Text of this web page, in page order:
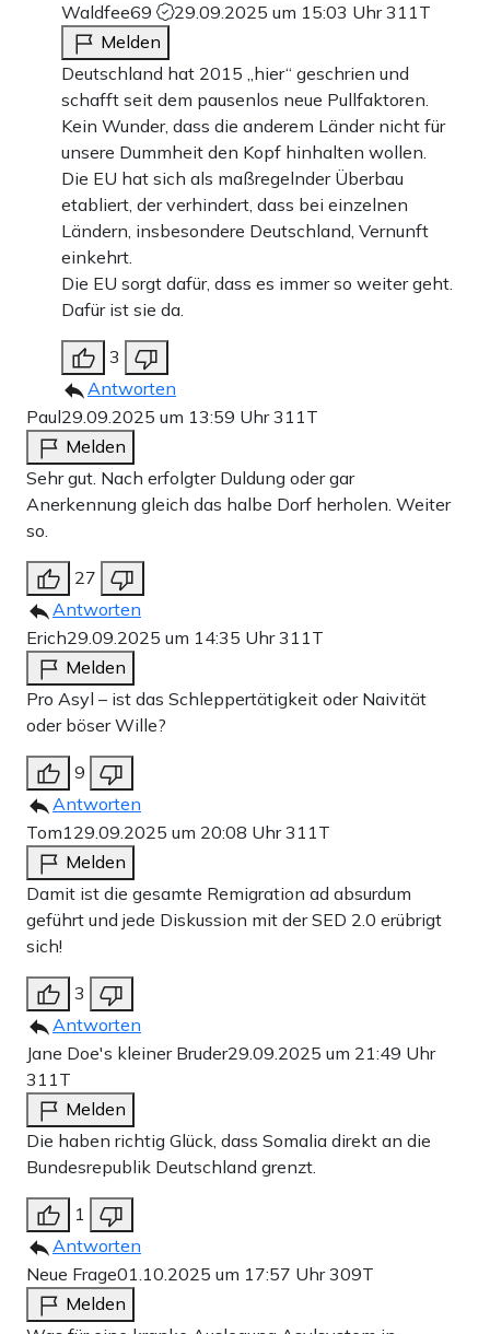
Waldfee69
29.09.2025 um 15:03 Uhr311T
Melden
Deutschland hat 2015 „hier“ geschrien und
schafft seit dem pausenlos neue Pullfaktoren.
Kein Wunder, dass die anderem Länder nicht für
unsere Dummheit den Kopf hinhalten wollen.
Die EU hat sich als maßregelnder Überbau
etabliert, der verhindert, dass bei einzelnen
Ländern, insbesondere Deutschland, Vernunft
einkehrt.
Die EU sorgt dafür, dass es immer so weiter geht.
Dafür ist sie da.
3
Antworten
Paul29.09.2025 um 13:59 Uhr311T
Melden
Sehr gut. Nach erfolgter Duldung oder gar
Anerkennung gleich das halbe Dorf herholen. Weiter
so.
27
Antworten
Erich29.09.2025 um 14:35 Uhr311T
Melden
Pro Asyl – ist das Schleppertätigkeit oder Naivität
oder böser Wille?
9
Antworten
Tom129.09.2025 um 20:08 Uhr311T
Melden
Damit ist die gesamte Remigration ad absurdum
geführt und jede Diskussion mit der SED 2.0 erübrigt
sich!
3
Antworten
Jane Doe's kleiner Bruder29.09.2025 um 21:49 Uhr
311T
Melden
Die haben richtig Glück, dass Somalia direkt an die
Bundesrepublik Deutschland grenzt.
1
Antworten
Neue Frage01.10.2025 um 17:57 Uhr309T
Melden